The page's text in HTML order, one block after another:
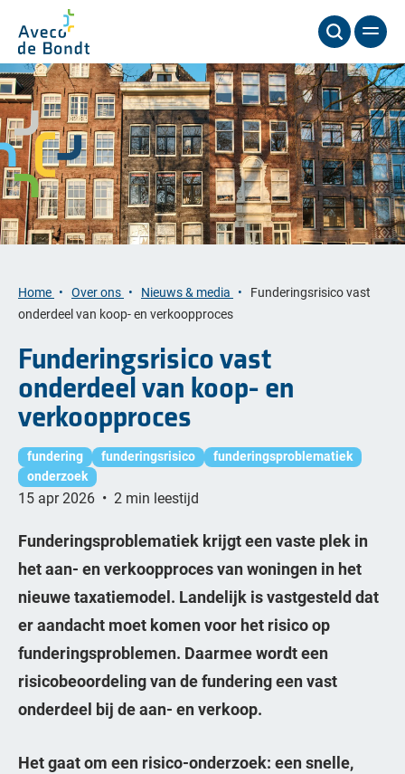
Home Over ons Nieuws & media
Funderingsrisico vast
onderdeel van koop- en verkoopproces
Funderingsrisico vast
onderdeel van koop- en
verkoopproces
fundering funderingsrisico
funderingsproblematiek
onderzoek
15 apr 2026 • 2 min leestijd
Funderingsproblematiek krijgt een vaste plek in
het aan- en verkoopproces van woningen in het
nieuwe taxatiemodel. Landelijk is vastgesteld dat
er aandacht moet komen voor het risico op
funderingsproblemen. Daarmee wordt een
risicobeoordeling van de fundering een vast
onderdeel bij de aan- en verkoop.
Het gaat om een risico-onderzoek: een snelle,